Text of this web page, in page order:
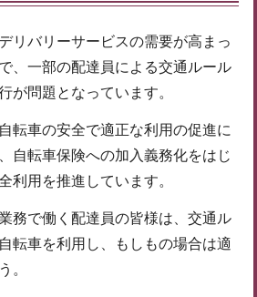
リバリーサービスの需要が高まっ
、一部の配達員による交通ルール
が問題となっています。
転車の安全で適正な利用の促進に
自転車保険への加入義務化をはじ
利用を推進しています。
務で働く配達員の皆様は、交通ル
転車を利用し、もしもの場合は適
。